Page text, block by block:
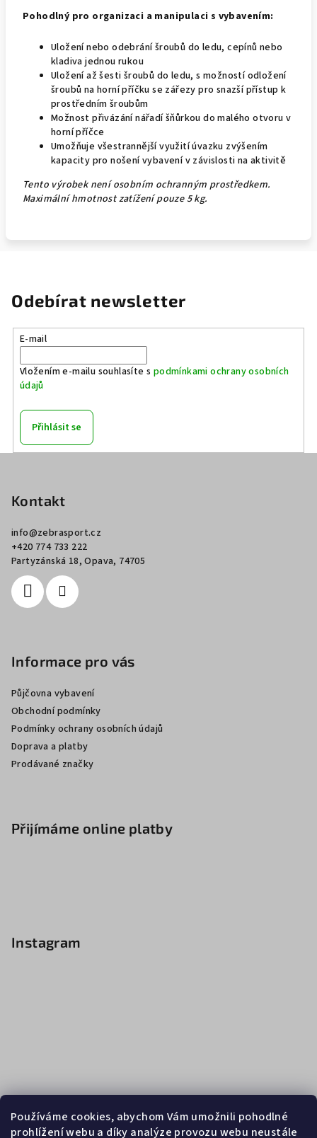
Používáme cookies, abychom Vám umožnili pohodlné
prohlížení webu a díky analýze provozu webu neustále
Pohodlný pro organizaci a manipulaci s vybavením:
Uložení nebo odebrání šroubů do ledu, cepínů nebo
kladiva jednou rukou
Uložení až šesti šroubů do ledu, s možností odložení
šroubů na horní příčku se zářezy pro snazší přístup k
prostředním šroubům
Možnost přivázání nářadí šňůrkou do malého otvoru v
horní příčce
Umožňuje všestrannější využití úvazku zvýšením
kapacity pro nošení vybavení v závislosti na aktivitě
Tento výrobek není osobním ochranným prostředkem.
Maximální hmotnost zatížení pouze 5 kg.
Odebírat newsletter
E-mail
Vložením e-mailu souhlasíte s podmínkami ochrany osobních
údajů
Přihlásit se
Kontakt
info@zebrasport.cz
+420 774 733 222
Partyzánská 18, Opava, 74705
Informace pro vás
Půjčovna vybavení
Obchodní podmínky
Podmínky ochrany osobních údajů
Doprava a platby
Prodávané značky
Přijímáme online platby
Instagram